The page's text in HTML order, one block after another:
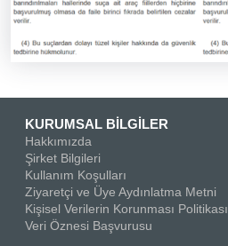
KURUMSAL BİLGİLER
Hakkımızda
Şirket Bilgileri
Kullanım Koşulları
Ziyaretçi ve Üye Aydınlatma Metni
Kişisel Verilerin Korunması Politikası
Veri Öznesi Başvurusu